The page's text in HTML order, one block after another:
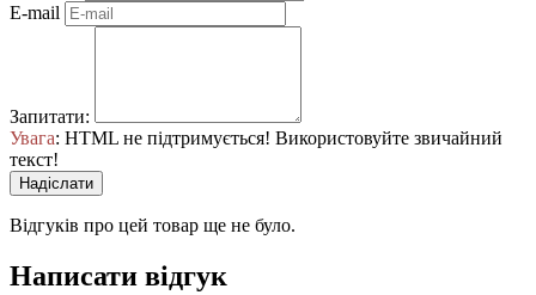
E-mail
Запитати:
Увага: HTML не підтримується! Використовуйте звичайний
текст!
Надіслати
Відгуків про цей товар ще не було.
Написати відгук